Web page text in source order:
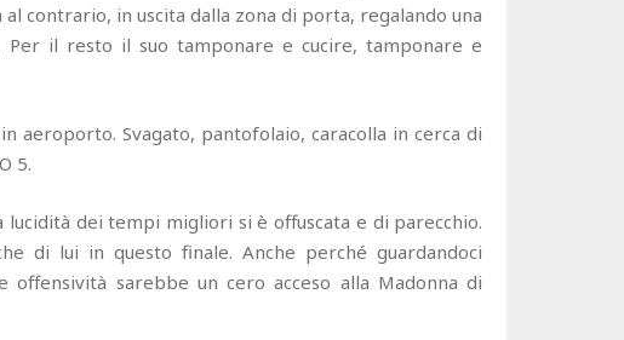
contrario, in uscita dalla zona di porta, regalando una
Per il resto il suo tamponare e cucire, tamponare e
aeroporto. Svagato, pantofolaio, caracolla in cerca di
5.
lucidità dei tempi migliori si è offuscata e di parecchio.
di lui in questo finale. Anche perché guardandoci
sarebbe un cero acceso alla Madonna di